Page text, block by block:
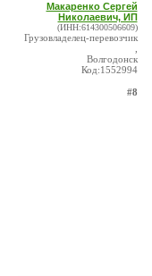
Макаренко Сергей
Николаевич, ИП
(ИНН:614300506609)
Грузовладелец-перевозчик
Волгодонск
Код:1552994
#8